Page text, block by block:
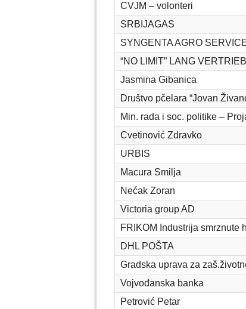
CVJM – volonteri
SRBIJAGAS
SYNGENTA AGRO
“NO LIMIT” LANG
Jasmina Gibanica
Društvo pčelara “Jovan
Min. rada i soc. politike –
Cvetinović Zdravko
URBIS
Macura Smilja
Nećak Zoran
Victoria group AD
FRIKOM Industrija smrznute
DHL POŠTA
Gradska uprava za
Vojvođanska banka
Petrović Petar